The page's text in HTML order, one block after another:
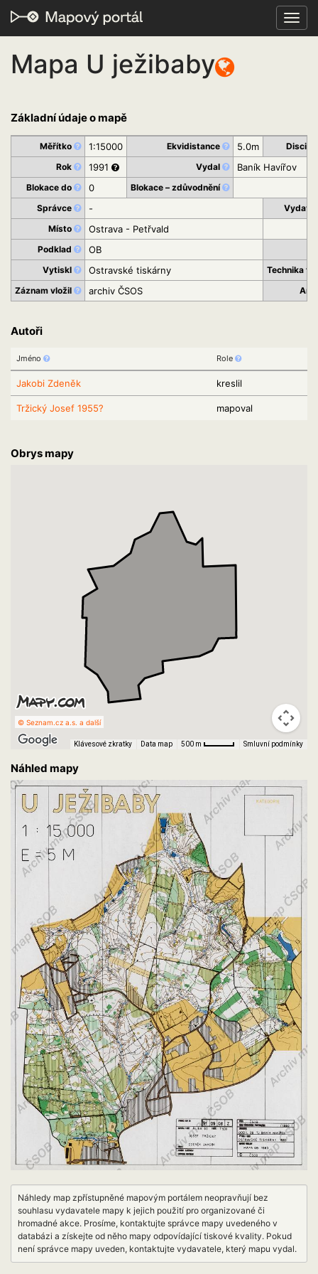
Mapa U ježibaby
Základní údaje o mapě
Měřítko 1:15000 Ekvidistance 5.0m
Rok
1991 Vydal Baník Havířov
Blokace do 0
Blokace – zdůvodnění
Správce
-
Místo
Ostrava - Petřvald
Podklad OB
Vytiskl
Ostravské tiskárny
Technika
Záznam vložil
archiv ČSOS
Autoři
Jméno Role
Jakobi Zdeněk kreslil
Tržický Josef 1955? mapoval
Obrys mapy
Klávesové zkratky Data map 500 m Smluvní podmínky
© Seznam.cz a.s. a další
Náhled mapy
Náhledy map zpřístupněné mapovým portálem neopravňují bez
souhlasu vydavatele mapy k jejich použití pro organizované či
hromadné akce. Prosíme, kontaktujte správce mapy uvedeného v
databázi a získejte od něho mapy odpovídající tiskové kvality. Pokud
není správce mapy uveden, kontaktujte vydavatele, který mapu vydal.